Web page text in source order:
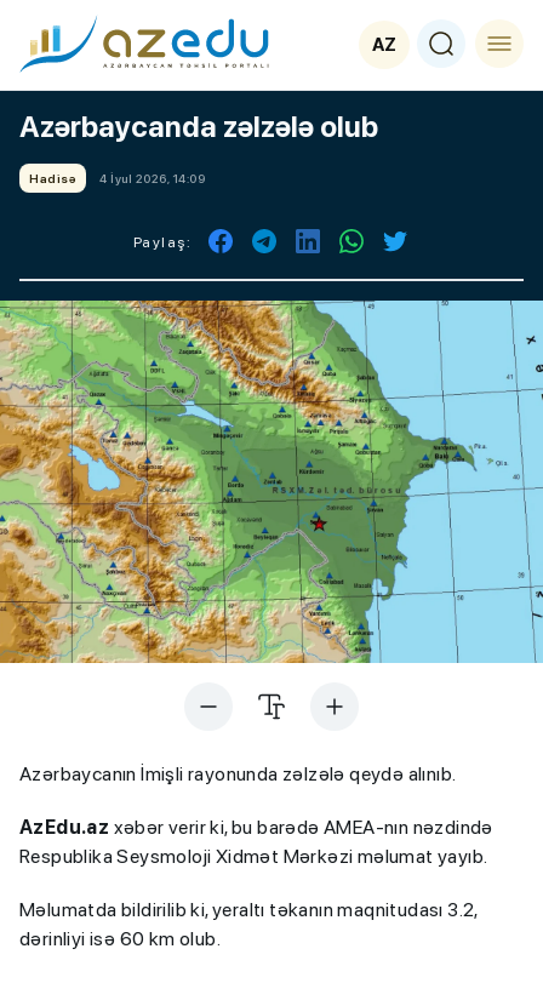
AZ
Azərbaycanda zəlzələ olub
Hadisə 4 İyul 2026, 14:09
Paylaş:
Azərbaycanın İmişli rayonunda zəlzələ qeydə alınıb.
AzEdu.az xəbər verir ki, bu barədə AMEA-nın nəzdində
Respublika Seysmoloji Xidmət Mərkəzi məlumat yayıb.
Məlumatda bildirilib ki, yeraltı təkanın maqnitudası 3.2,
dərinliyi isə 60 km olub.